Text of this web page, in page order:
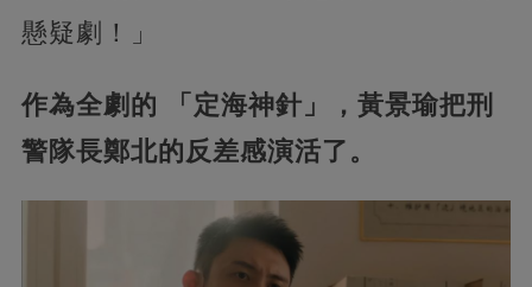
懸疑劇！」
作為全劇的 「定海神針」，黃景瑜把刑
警隊長鄭北的反差感演活了。